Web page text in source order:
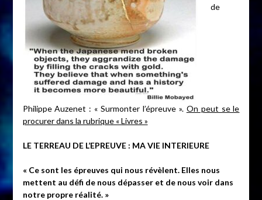
de
Philippe Auzenet : « Surmonter l’épreuve ». On peut se le
procurer dans la rubrique « Livres »
LE TERREAU DE L’EPREUVE : MA VIE INTERIEURE
« Ce sont les épreuves qui nous révèlent. Elles nous
mettent au défi de nous dépasser et de nous voir dans
notre propre réalité. »